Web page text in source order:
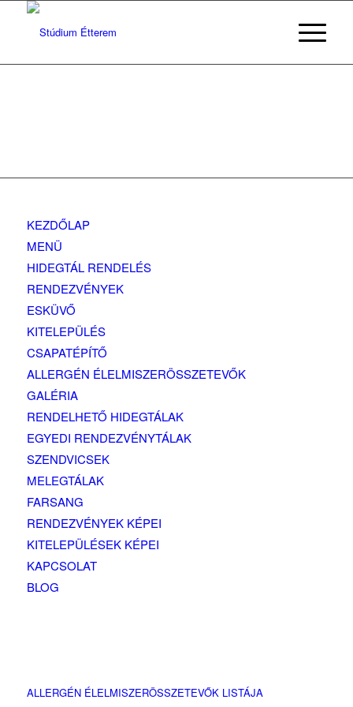
KEZDŐLAP
MENÜ
HIDEGTÁL RENDELÉS
RENDEZVÉNYEK
ESKÜVŐ
KITELEPÜLÉS
CSAPATÉPÍTŐ
ALLERGÉN ÉLELMISZERÖSSZETEVŐK
GALÉRIA
RENDELHETŐ HIDEGTÁLAK
EGYEDI RENDEZVÉNYTÁLAK
SZENDVICSEK
MELEGTÁLAK
FARSANG
RENDEZVÉNYEK KÉPEI
KITELEPÜLÉSEK KÉPEI
KAPCSOLAT
BLOG
ALLERGÉN ÉLELMISZERÖSSZETEVŐK LISTÁJA